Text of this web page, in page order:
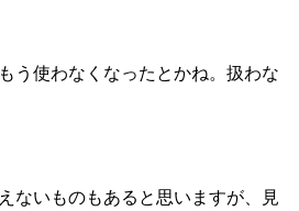
う使わなくなったとかね。扱わな
ないものもあると思いますが、見